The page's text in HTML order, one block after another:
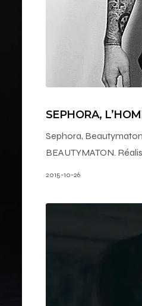
SEPHORA,
Sephora,
BEAUTYMATON.
2015-10-26